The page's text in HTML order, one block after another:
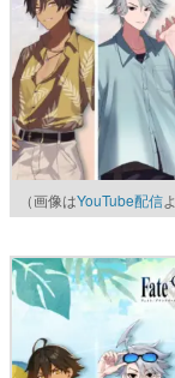
（画像はYouTube配信